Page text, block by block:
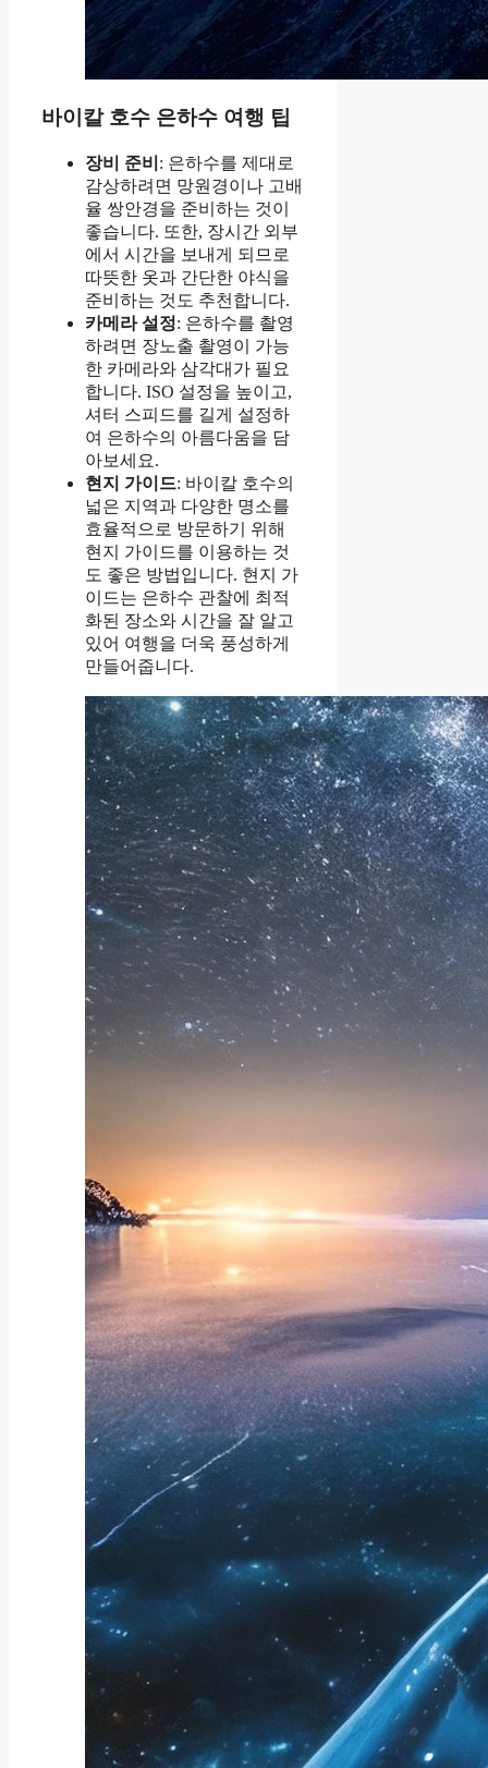
바이칼 호수 은하수 여행 팁
장비 준비 : 은하수를 제대로
감상하려면 망원경이나 고배
율 쌍안경을 준비하는 것이
좋습니다. 또한, 장시간 외부
에서 시간을 보내게 되므로
따뜻한 옷과 간단한 야식을
준비하는 것도 추천합니다.
카메라 설정: 은하수를 촬영
하려면 장노출 촬영이 가능
한 카메라와 삼각대가 필요
합니다. ISO 설정을 높이고,
셔터 스피드를 길게 설정하
여 은하수의 아름다움을 담
아보세요.
현지 가이드: 바이칼 호수의
넓은 지역과 다양한 명소를
효율적으로 방문하기 위해
현지 가이드를 이용하는 것
도 좋은 방법입니다. 현지 가
이드는 은하수 관찰에 최적
화된 장소와 시간을 잘 알고
있어 여행을 더욱 풍성하게
만들어줍니다.